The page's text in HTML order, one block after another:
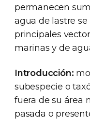
permanecen
agua de lastre
principales
marinas y de
Introducción:
subespecie o
fuera de su área
pasada o